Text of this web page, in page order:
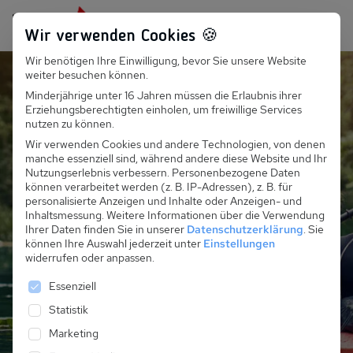
Persönlich für dich da: +49 251 899 050
Suchfeld
Suchen
Ferienhäuser und
Ferienwohnungen an der
Mecklenburgischen
Seenplatte in
Deutschland
Jetzt alle Unterkünfte entdecken
Wir verwenden Cookies 🍪
Wir benötigen Ihre Einwilligung, bevor Sie unsere Website
weiter besuchen können.
Minderjährige unter 16 Jahren müssen die Erlaubnis ihrer
Erziehungsberechtigten einholen, um freiwillige Services
nutzen zu können.
Wir verwenden Cookies und andere Technologien, von denen
manche essenziell sind, während andere diese Website und Ihr
Nutzungserlebnis verbessern. Personenbezogene Daten
können verarbeitet werden (z. B. IP-Adressen), z. B. für
personalisierte Anzeigen und Inhalte oder Anzeigen- und
Inhaltsmessung. Weitere Informationen über die Verwendung
Ihrer Daten finden Sie in unserer Datenschutzerklärung. Sie
können Ihre Auswahl jederzeit unter Einstellungen
widerrufen oder anpassen.
Es folgt eine Liste der Service-Gruppen, für die
Essenziell
Statistik
Marketing